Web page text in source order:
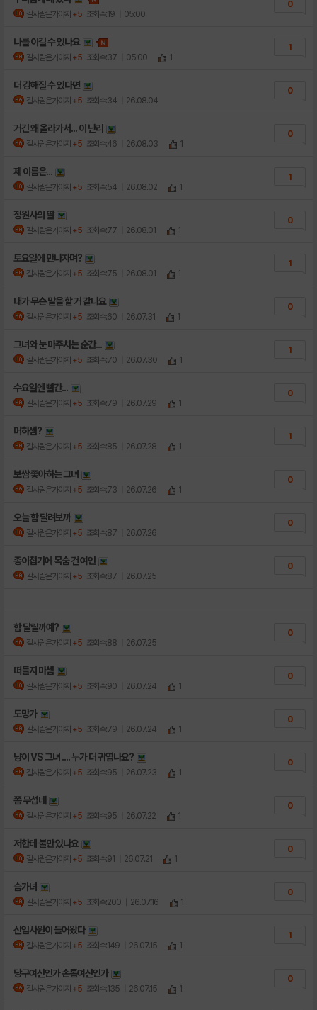
갈사람은가야지 +5 조회수:19 | 05:00
0
나를 이길 수 있나요
갈사람은가야지 +5 조회수:37 | 05:00 1
1
더 강해질 수 있다면
갈사람은가야지 +5 조회수:34 | 26.08.04
0
거긴 왜 올라가서... 이 난리
갈사람은가야지 +5 조회수:46 | 26.08.03 1
0
제 이름은...
갈사람은가야지 +5 조회수:54 | 26.08.02 1
1
정원사의 딸
갈사람은가야지 +5 조회수:77 | 26.08.01 1
0
토요일에 만나자며?
갈사람은가야지 +5 조회수:75 | 26.08.01 1
1
내가 무슨 말을 할 거 같나요
갈사람은가야지 +5 조회수:60 | 26.07.31 1
0
그녀와 눈 마주치는 순간...
갈사람은가야지 +5 조회수:70 | 26.07.30 1
1
수요일엔 빨간...
갈사람은가야지 +5 조회수:79 | 26.07.29 1
0
머하셈?
갈사람은가야지 +5 조회수:85 | 26.07.28 1
1
보쌈 좋아하는 그녀
갈사람은가야지 +5 조회수:73 | 26.07.26 1
0
오늘 함 달려보까
갈사람은가야지 +5 조회수:87 | 26.07.26
0
종이접기에 목숨 건 여인
갈사람은가야지 +5 조회수:87 | 26.07.25
0
함 달릴까예?
갈사람은가야지 +5 조회수:88 | 26.07.25
0
떠들지 마셈
갈사람은가야지 +5 조회수:90 | 26.07.24 1
0
도망가
갈사람은가야지 +5 조회수:79 | 26.07.24 1
0
냥이 VS 그녀 .... 누가 더 귀엽나요?
갈사람은가야지 +5 조회수:95 | 26.07.23 1
0
쫌 무섭네
갈사람은가야지 +5 조회수:95 | 26.07.22 1
0
저한테 불만 있나요
갈사람은가야지 +5 조회수:91 | 26.07.21 1
0
슴가녀
갈사람은가야지 +5 조회수:200 | 26.07.16 1
0
신입사원이 들어왔다
갈사람은가야지 +5 조회수:149 | 26.07.15 1
1
당구여신인가 손톱여신인가
갈사람은가야지 +5 조회수:135 | 26.07.15 1
0